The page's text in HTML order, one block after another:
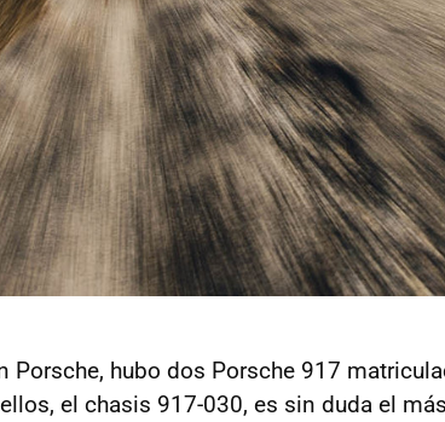
Porsche, hubo dos Porsche 917
el chasis 917-030, es sin duda el